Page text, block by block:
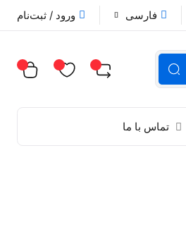
فارسی ورود / ثبت‌نام
تماس با ما